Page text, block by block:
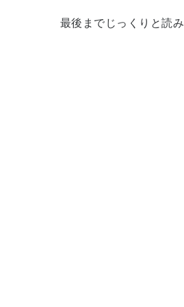
最後までじっくりと読